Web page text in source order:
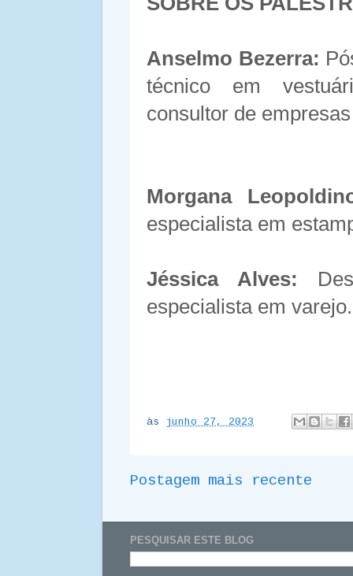
Anselmo Bezerra:
técnico em
consultor de
Morgana
especialista em
Jéssica Alves:
especialista em varejo.
às junho 27, 2023
Postagem mais recente
PESQUISAR ESTE BLOG